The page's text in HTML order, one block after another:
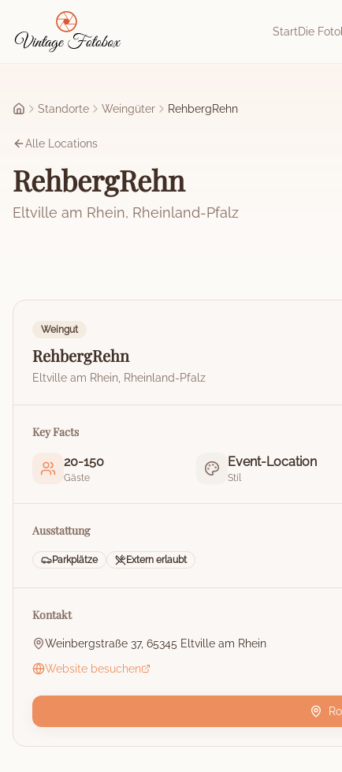
Zum Hauptinhalt springen
StartDie
Startseite
Standorte Weingüter RehbergRehn
Alle Locations
RehbergRehn
Eltville am Rhein, Rheinland-Pfalz
Weingut
RehbergRehn
Eltville am Rhein Rheinland-Pfalz
Key Facts
20-150
Gäste
Event-Location
Stil
Ausstattung
Parkplätze Extern erlaubt
Kontakt
Weinbergstraße 37, 65345 Eltville am Rhein
Website besuchen